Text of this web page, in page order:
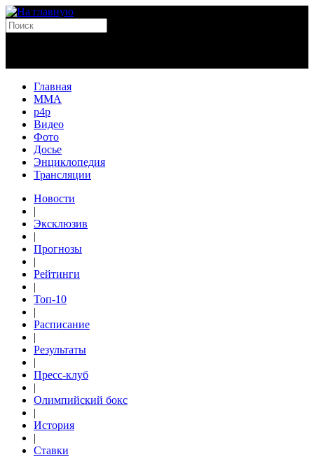
Главная
MMA
p4p
Видео
Фото
Досье
Энциклопедия
Трансляции
Новости
|
Эксклюзив
|
Прогнозы
|
Рейтинги
|
Топ-10
|
Расписание
|
Результаты
|
Пресс-клуб
|
Олимпийский бокс
|
История
|
Ставки